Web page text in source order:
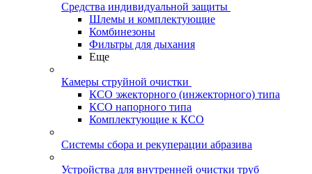
Средства индивидуальной защиты
Шлемы и комплектующие
Комбинезоны
Фильтры для дыхания
Еще
Камеры струйной очистки
КСО эжекторного (инжекторного) типа
КСО напорного типа
Комплектующие к КСО
Системы сбора и рекуперации абразива
Устройства для внутренней очистки труб